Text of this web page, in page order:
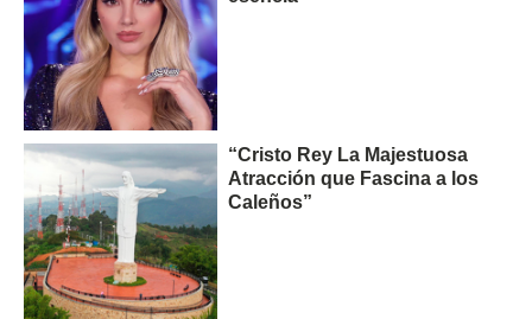
“Cristo Rey La Majestuosa
Atracción que Fascina a los
Caleños”